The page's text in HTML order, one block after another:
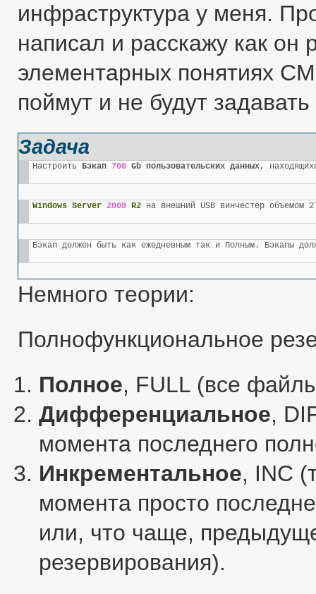
инфраструктура у меня.
написал и расскажу как он
элементарных понятиях
поймут и не будут
Задача
Настроить Бэкап 700 Gb пользовательских данных,
Windows Server 2008 R2 на внешний USB винчестер объемом
Бэкап должен быть как ежедневным так и Полным. Бэкапы
Немного теории:
Полнофункциональное
Полное, FULL (все
Дифференциальное,
момента последнего
Инкрементальное, INC
момента просто
или, что чаще,
резервирования).